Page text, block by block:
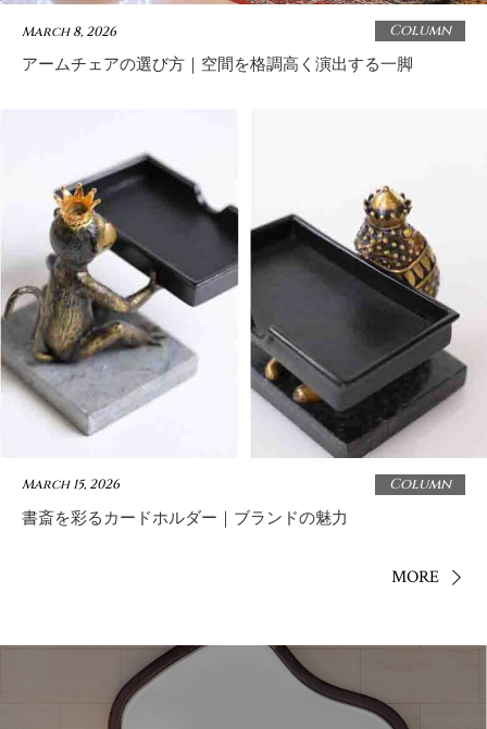
March 8, 2026 Column
アームチェアの選び方｜空間を格調高く演出する一脚
March 15, 2026 Column
書斎を彩るカードホルダー｜ブランドの魅力
MORE